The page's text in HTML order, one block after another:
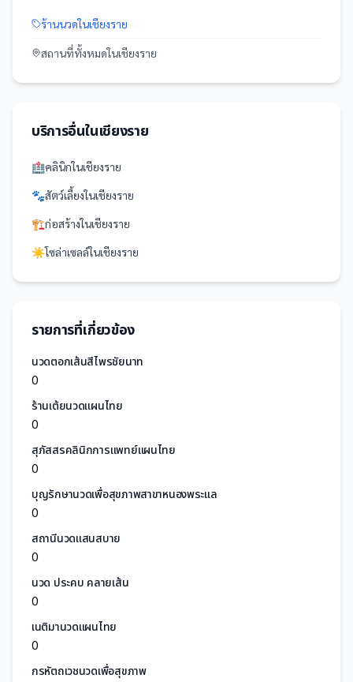
ร้านนวดในเชียงราย
สถานที่ทั้งหมดในเชียงราย
บริการอื่นในเชียงราย
🏥คลินิกในเชียงราย
🐾สัตว์เลี้ยงในเชียงราย
🏗️ก่อสร้างในเชียงราย
☀️โซล่าเซลล์ในเชียงราย
รายการที่เกี่ยวข้อง
นวดตอกเส้นสีไพรชัยนาท
0
ร้านเต้ยนวดแผนไทย
0
สุภัสสรคลินิกการแพทย์แผนไทย
0
บุญรักษานวดเพื่อสุขภาพสาขาหนองพระแล
0
สถานีนวดแสนสบาย
0
นวด ประคบ คลายเส้น
0
เนติมานวดแผนไทย
0
กรหัตถเวชนวดเพื่อสุขภาพ